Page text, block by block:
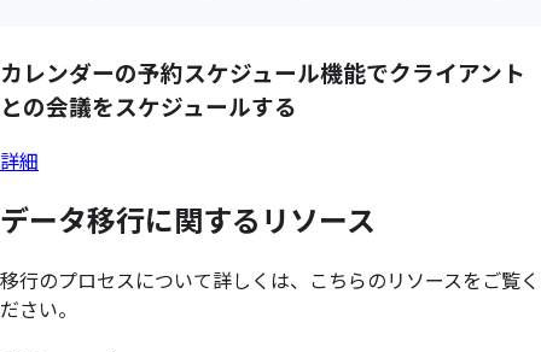
カレンダーの予約スケジュール機能でクライアント
との会議をスケジュールする
詳細
データ移行に 関する リソース
移行のプロセスについて詳しくは、こちらのリソースをご覧く
ださい。